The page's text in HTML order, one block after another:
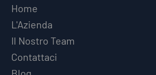
Home
L'Azienda
Il Nostro Team
Contattaci